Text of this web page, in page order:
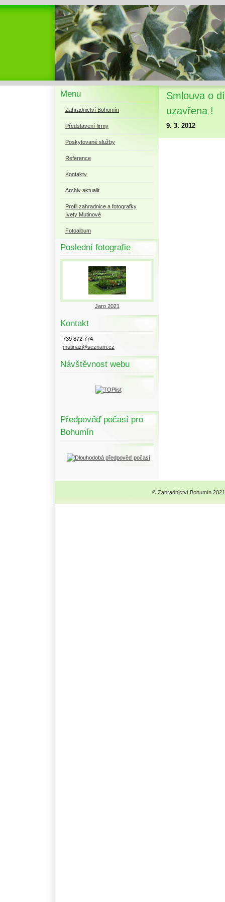
Menu
Zahradnictví Bohumín
Představení firmy
Poskytované služby
Reference
Kontakty
Archiv aktualit
Profil zahradnice a fotografky
Ivety Mutinové
Fotoalbum
Poslední fotografie
Jaro 2021
Kontakt
739 872 774
mutinaz@seznam.cz
Návštěvnost webu
Předpověď počasí pro
Bohumín
Smlouva o
uzavřena !
9. 3. 2012
© Zahradnictví Bohumín